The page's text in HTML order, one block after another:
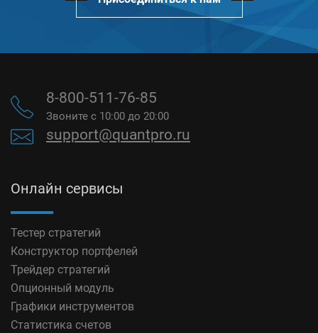
8-800-511-76-85
Звоните с 10:00 до 20:00
support@quantpro.ru
Онлайн сервисы
Тестер стратегий
Конструктор портфелей
Трейдер стратегий
Опционный модуль
Графики инструментов
Статистика счетов